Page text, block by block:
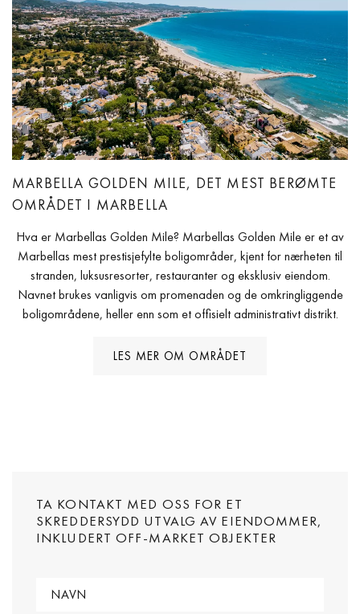
MARBELLA GOLDEN MILE, DET MEST BERØMTE
OMRÅDET I MARBELLA
Hva er Marbellas Golden Mile? Marbellas Golden Mile er et av
Marbellas mest prestisjefylte boligområder, kjent for nærheten til
stranden, luksusresorter, restauranter og eksklusiv eiendom.
Navnet brukes vanligvis om promenaden og de omkringliggende
boligområdene, heller enn som et offisielt administrativt distrikt.
LES MER OM OMRÅDET
TA KONTAKT MED OSS FOR ET
SKREDDERSYDD UTVALG AV EIENDOMMER,
INKLUDERT OFF-MARKET OBJEKTER